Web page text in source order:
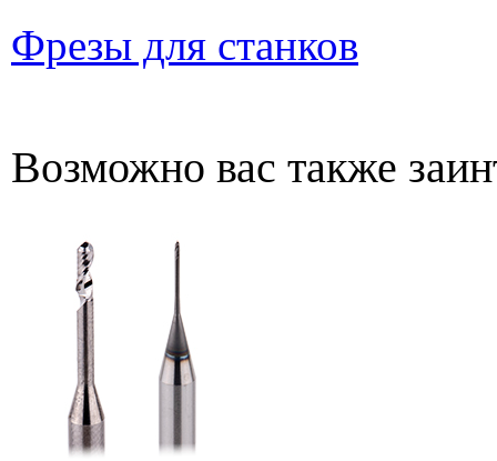
Фрезы для станков
Возможно вас также